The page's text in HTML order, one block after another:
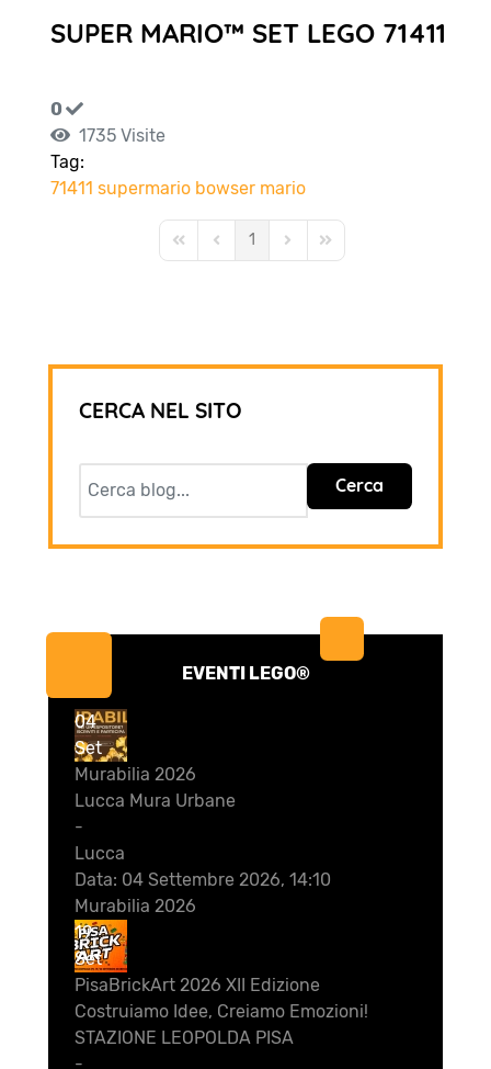
SUPER MARIO™ SET LEGO 71411
0
1735 Visite
Tag:
71411 supermario bowser mario
First PagePrevious Page
1 Next PageLast Page
CERCA NEL SITO
Cerca
EVENTI LEGO®
04
Set
Murabilia 2026
Lucca Mura Urbane
-
Lucca
Data: 04 Settembre 2026, 14:10
Murabilia 2026
19
Set
PisaBrickArt 2026 XII Edizione
Costruiamo Idee, Creiamo Emozioni!
STAZIONE LEOPOLDA PISA
-